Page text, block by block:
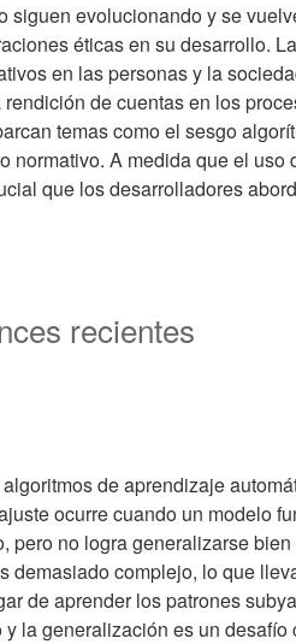
evolucionando y se
éticas en su desarrollo.
en las personas y la
de cuentas en los
temas como el sesgo
A medida que el uso
que los desarrolladores
recientes
de aprendizaje
ocurre cuando un modelo
pero no logra generalizarse
demasiado complejo, lo que
de aprender los patrones
la generalización es un desafío